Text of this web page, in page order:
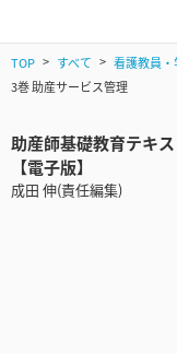
TOP すべて 看護教員・
3巻 助産サービス管理
助産師基礎教育テキ
【電子版】
成田 伸(責任編集)